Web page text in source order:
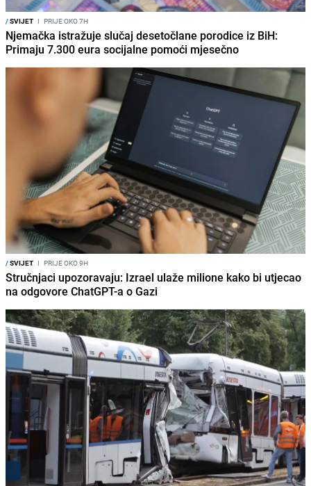
/SVIJET I PRIJE OKO 7H
Njemačka istražuje slučaj desetočlane porodice iz BiH:
Primaju 7.300 eura socijalne pomoći mjesečno
/SVIJET I PRIJE OKO 9H
Stručnjaci upozoravaju: Izrael ulaže milione kako bi utjecao
na odgovore ChatGPT-a o Gazi